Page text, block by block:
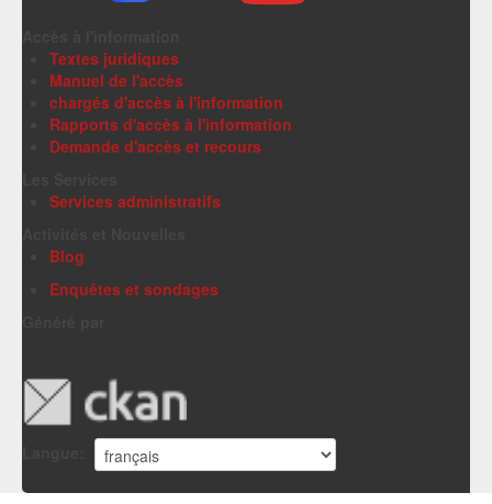
Textes juridiques
Manuel de l'accès
chargés d'accès à l'information
Rapports d'accès à l'information
Demande d'accès et recours
Services administratifs
Blog
Enquêtes et sondages